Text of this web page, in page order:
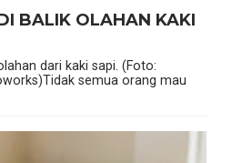
BALIK OLAHAN KAKI
dari kaki sapi. (Foto:
semua orang mau